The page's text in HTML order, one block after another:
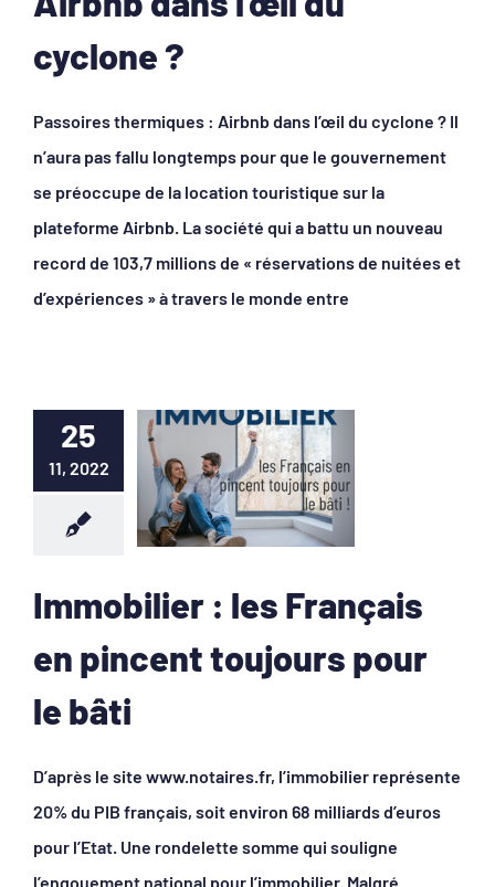
cyclone ?
Passoires thermiques : Airbnb dans l’œil du cyclone ? Il
n’aura pas fallu longtemps pour que le gouvernement
se préoccupe de la location touristique sur la
plateforme Airbnb. La société qui a battu un nouveau
record de 103,7 millions de « réservations de nuitées et
d’expériences » à travers le monde entre
25
11, 2022
Immobilier : les Français
en pincent toujours pour
le bâti
D’après le site www.notaires.fr, l’immobilier représente
20% du PIB français, soit environ 68 milliards d’euros
pour l’Etat. Une rondelette somme qui souligne
l’engouement national pour l’immobilier. Malgré